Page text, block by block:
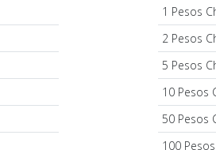
1 Pesos
2 Pesos
5 Pesos
10 Pesos
50 Pesos
100